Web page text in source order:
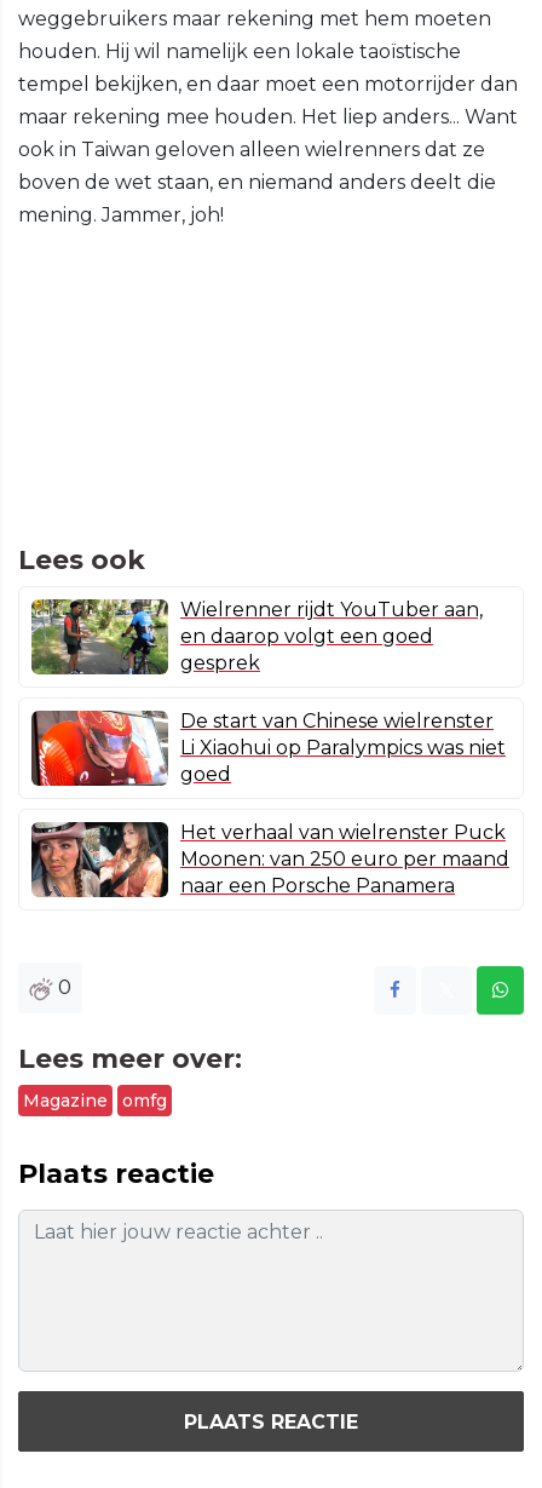
weggebruikers maar rekening met hem moeten
houden. Hij wil namelijk een lokale taoïstische
tempel bekijken, en daar moet een motorrijder dan
maar rekening mee houden. Het liep anders... Want
ook in Taiwan geloven alleen wielrenners dat ze
boven de wet staan, en niemand anders deelt die
mening. Jammer, joh!
Lees ook
Wielrenner rijdt YouTuber aan,
en daarop volgt een goed
gesprek
De start van Chinese wielrenster
Li Xiaohui op Paralympics was niet
goed
Het verhaal van wielrenster Puck
Moonen: van 250 euro per maand
naar een Porsche Panamera
0
Lees meer over:
Magazine omfg
Plaats reactie
PLAATS REACTIE